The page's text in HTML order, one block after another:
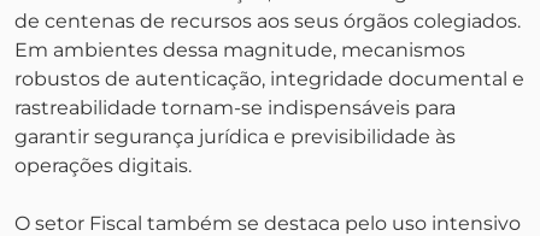
de centenas de recursos aos seus órgãos colegiados.
Em ambientes dessa magnitude, mecanismos
robustos de autenticação, integridade documental e
rastreabilidade tornam-se indispensáveis para
garantir segurança jurídica e previsibilidade às
operações digitais.
O setor Fiscal também se destaca pelo uso intensivo